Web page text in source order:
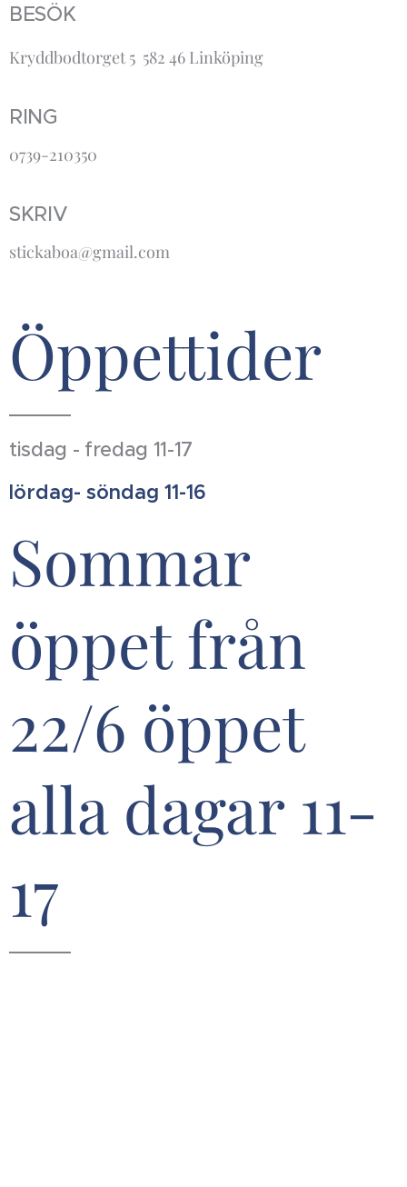
BESÖK
Kryddbodtorget 5 582 46 Linköping
RING
0739-210350
SKRIV
stickaboa@gmail.com
Öppettider
tisdag - fredag 11-17
lördag- söndag 11-16
Sommar
öppet från
22/6 öppet
alla dagar 11-
17